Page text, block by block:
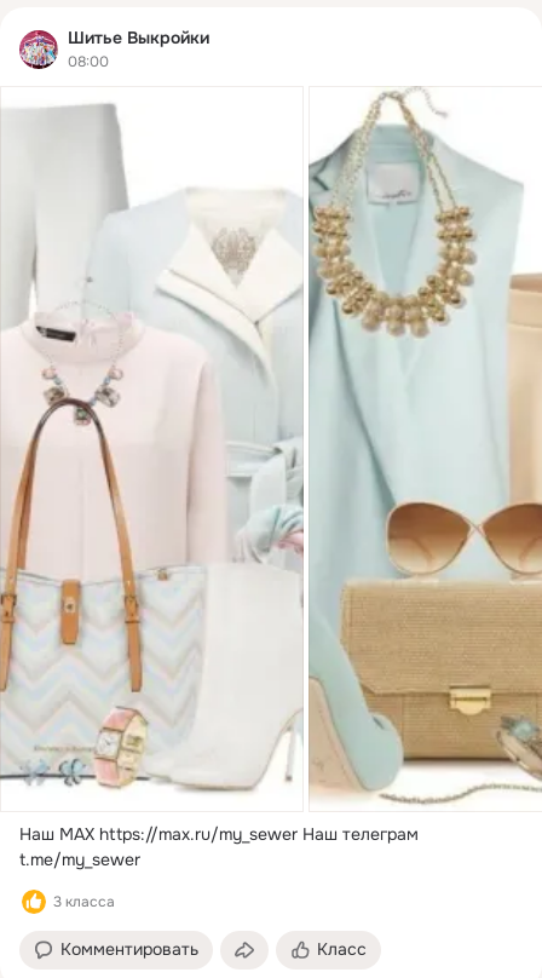
Шитье Выкройки
08:00
Наш MAX https://max.ru/my_sewer Наш телеграм
t.me/my_sewer
3 класса
Комментировать Класс